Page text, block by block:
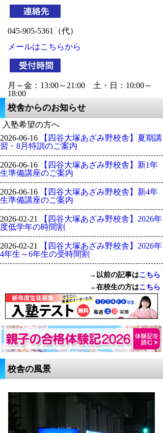
045-905-5361（代）
メールはこちらから
月～金：13:00～21:00　土・日：10:00～
18:00
校舎からのお知らせ
入塾希望の方へ
2026-06-16
【四谷大塚あざみ野校舎】夏期講
習・8月特訓のご案内
2026-06-16
【四谷大塚あざみ野校舎】新1年
生準備講座のご案内
2026-06-16
【四谷大塚あざみ野校舎】新4年
生準備講座のご案内
2026-02-21
【四谷大塚あざみ野校舎】2026年
度低学年の時間割
2026-02-21
【四谷大塚あざみ野校舎】2026年
4年生～6年生の受時間割
→以前の記事はこちら
→在校生の方はこちら
校舎の風景